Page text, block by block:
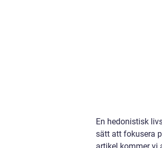
En hedonistisk
sätt att fokusera